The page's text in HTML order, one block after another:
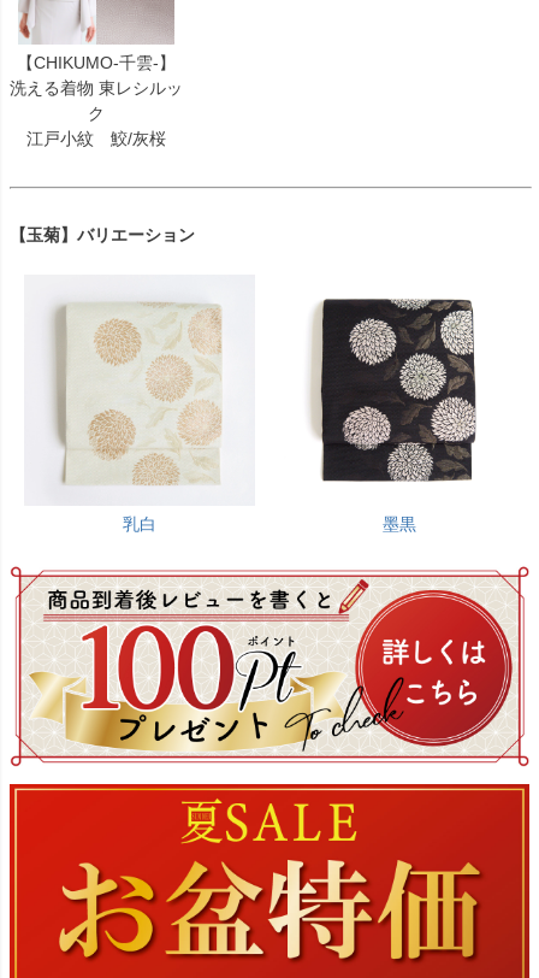
【CHIKUMO-千雲-】
洗える着物 東レシルッ
ク
江戸小紋 鮫/灰桜
【玉菊】バリエーション
乳白 墨黒